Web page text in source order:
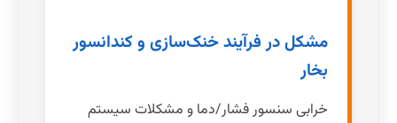
مشکل در فرآیند خنک‌سازی و کندانسور
بخار
خرابی سنسور فشار/دما و مشکلات سیستم